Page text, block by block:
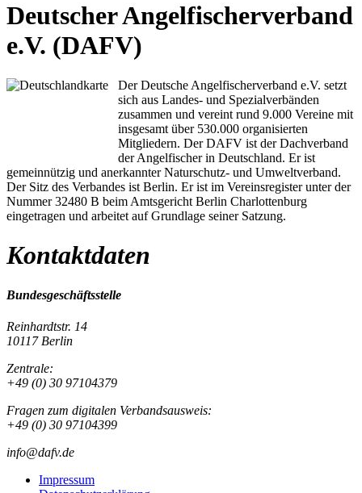
Deutscher Angelfischerverband
e.V. (DAFV)
Der Deutsche Angelfischerverband e.V. setzt
sich aus Landes- und Spezialverbänden
zusammen und vereint rund 9.000 Vereine mit
insgesamt über 530.000 organisierten
Mitgliedern. Der DAFV ist der Dachverband
der Angelfischer in Deutschland. Er ist
gemeinnützig und anerkannter Naturschutz- und Umweltverband.
Der Sitz des Verbandes ist Berlin. Er ist im Vereinsregister unter der
Nummer 32480 B beim Amtsgericht Berlin Charlottenburg
eingetragen und arbeitet auf Grundlage seiner Satzung.
Kontaktdaten
Bundesgeschäftsstelle
Reinhardtstr. 14
10117 Berlin
Zentrale:
+49 (0) 30 97104379
Fragen zum digitalen Verbandsausweis:
+49 (0) 30 97104399
info@dafv.de
Impressum